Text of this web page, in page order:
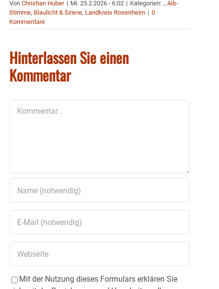
Von Christian Huber | Mi. 25.2.2026 - 6:02 | Kategorien: ., Aib-
Stimme, Blaulicht & Sirene, Landkreis Rosenheim | 0
Kommentare
Hinterlassen Sie einen
Kommentar
Mit der Nutzung dieses Formulars erklären Sie